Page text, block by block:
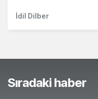
İdil Dilber
Sıradaki haber